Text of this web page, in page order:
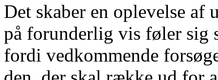
Det skaber en oplevelse af
på forunderlig vis føler sig
fordi vedkommende